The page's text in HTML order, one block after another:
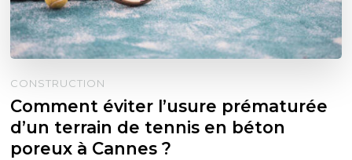
CONSTRUCTION
Comment éviter l’usure prématurée
d’un terrain de tennis en béton
poreux à Cannes ?